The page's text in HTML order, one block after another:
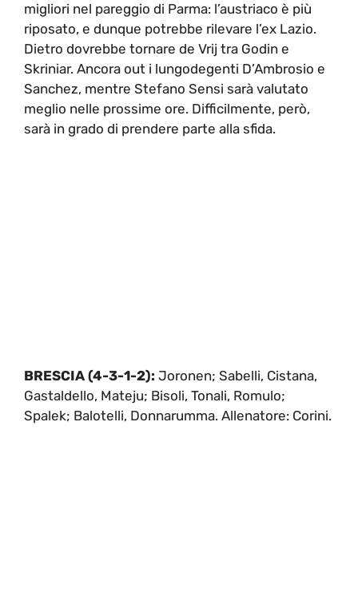
migliori nel pareggio di Parma: l’austriaco è più
riposato, e dunque potrebbe rilevare l’ex Lazio.
Dietro dovrebbe tornare de Vrij tra Godin e
Skriniar. Ancora out i lungodegenti D’Ambrosio e
Sanchez, mentre Stefano Sensi sarà valutato
meglio nelle prossime ore. Difficilmente, però,
sarà in grado di prendere parte alla sfida.
BRESCIA (4-3-1-2): Joronen; Sabelli, Cistana,
Gastaldello, Mateju; Bisoli, Tonali, Romulo;
Spalek; Balotelli, Donnarumma. Allenatore: Corini.